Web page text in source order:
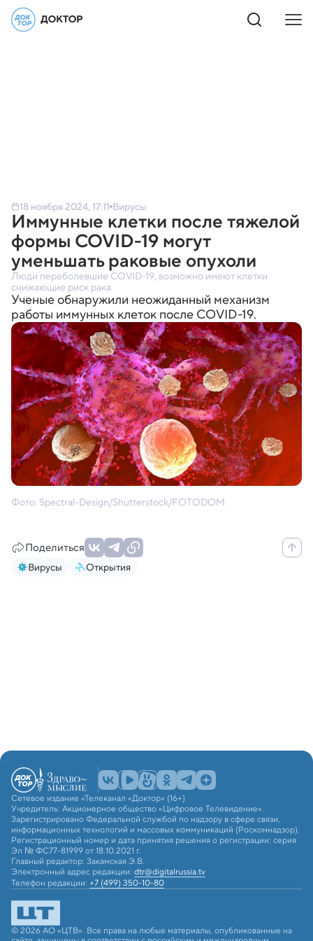
18 ноября 2024, 17:11 Вирусы
Иммунные клетки после тяжелой
формы COVID-19 могут
уменьшать раковые опухоли
Люди переболевшие COVID-19, возможно имеют клетки
снижающие риск рака
Ученые обнаружили неожиданный механизм
работы иммунных клеток после COVID-19.
Фото: Spectral-Design/Shutterstock/FOTODOM
Поделиться
Вирусы Открытия
Сетевое издание «Телеканал «Доктор» (16+)
Учредитель: Акционерное общество «Цифровое Телевидение».
Зарегистрировано Федеральной службой по надзору в сфере связи,
информационных технологий и массовых коммуникаций (Роскомнадзор).
Регистрационный номер и дата принятия решения о регистрации: серия
Эл № ФС77-81999 от 18.10.2021 г.
Главный редактор: Закамская Э.В.
Электронный адрес редакции: dtr@digitalrussia.tv
Телефон редакции: +7 (499) 350-10-80
© 2026 АО «ЦТВ». Все права на любые материалы, опубликованные на